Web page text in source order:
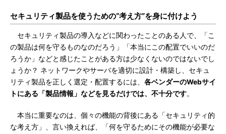
セキュリティ製品を使うための“考え方”を身に付けよう
セキュリティ製品の導入などに関わったことのある人で、「こ
の製品は何を守るものなのだろう」「本当にこの配置でいいのだ
ろうか」などと感じたことがある方は少なくないのではないでし
ょうか？ ネットワークやサーバを適切に設計・構築し、セキュ
リティ製品を正しく選定・配置するには、 各ベンダーのWebサイ
トにある「製品情報」などを見るだけでは、不十分です。
本当に重要なのは、個々の機能の背後にある「セキュリティ的
な考え方」、言い換えれば、「何を守るためにその機能が必要な